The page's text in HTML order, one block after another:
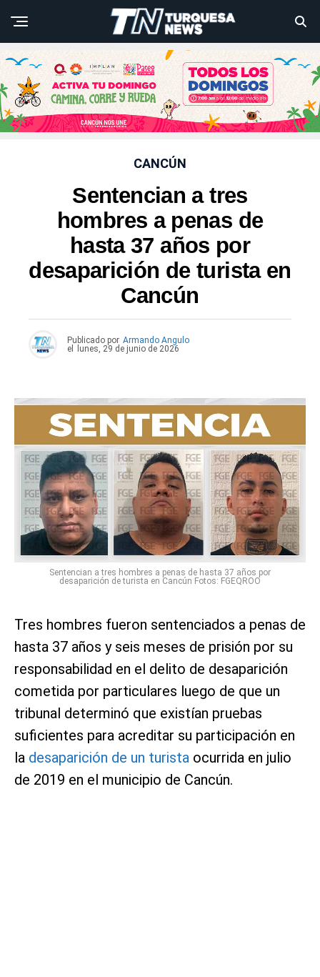
CANCÚN
Sentencian a tres
hombres a penas de
hasta 37 años por
desaparición de turista en
Cancún
Publicado por Armando Angulo
el
lunes, 29 de junio de 2026
Sentencian a tres hombres a penas de hasta 37 años por
desaparición de turista en Cancún Fotos: FGEQROO
Tres hombres fueron sentenciados a penas de
hasta 37 años y seis meses de prisión por su
responsabilidad en el delito de desaparición
cometida por particulares luego de que un
tribunal determinó que existían pruebas
suficientes para acreditar su participación en
la desaparición de un turista ocurrida en julio
de 2019 en el municipio de Cancún.